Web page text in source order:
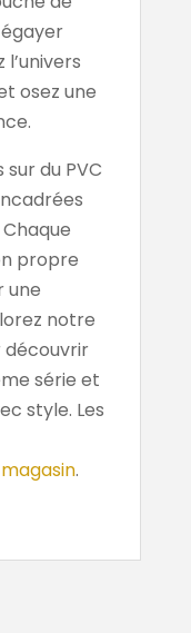
osez une
du PVC
propre
une
notre
série et
style. Les
magasin.